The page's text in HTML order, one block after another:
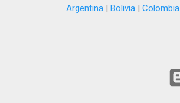
Argentina | Bolivia | Colombia